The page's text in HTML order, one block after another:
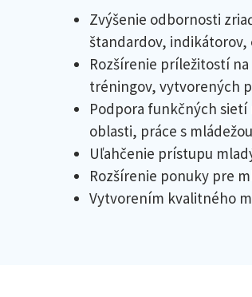
Zvýšenie odbornosti
štandardov, indikátorov,
Rozšírenie príležitostí
tréningov, vytvorených
Podpora funkčných sietí
oblasti, práce s
Uľahčenie prístupu
Rozšírenie ponuky pre
Vytvorením kvalitného